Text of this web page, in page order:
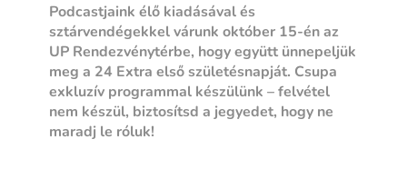
Podcastjaink élő kiadásával és
sztárvendégekkel várunk október 15-én az
UP Rendezvénytérbe, hogy együtt ünnepeljük
meg a 24 Extra első születésnapját. Csupa
exkluzív programmal készülünk – felvétel
nem készül, biztosítsd a jegyedet, hogy ne
maradj le róluk!